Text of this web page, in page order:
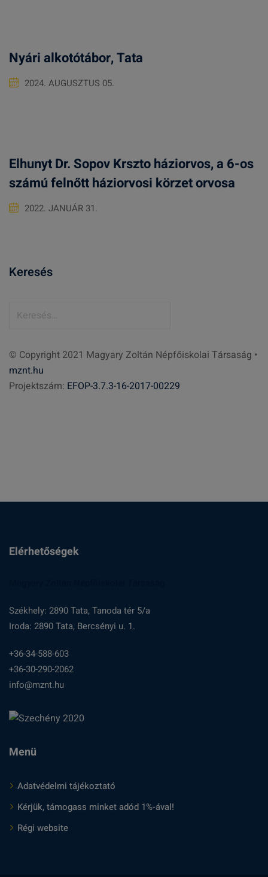
Nyári alkotótábor, Tata
2024. AUGUSZTUS 05.
Elhunyt Dr. Sopov Krszto háziorvos, a 6-os
számú felnőtt háziorvosi körzet orvosa
2022. JANUÁR 31.
Keresés
e
s
é
© Copyright 2021 Magyary Zoltán Népfőiskolai Társaság •
mznt.hu
Projektszám: EFOP-3.7.3-16-2017-00229
Elérhetőségek
Székhely: 2890 Tata, Tanoda tér 5/a
Iroda: 2890 Tata, Bercsényi u. 1.
+36-34-588-603
+36-30-290-2062
info@mznt.hu
Menü
Adatvédelmi tájékoztató
Kérjük, támogass minket adód 1%-ával!
Régi website